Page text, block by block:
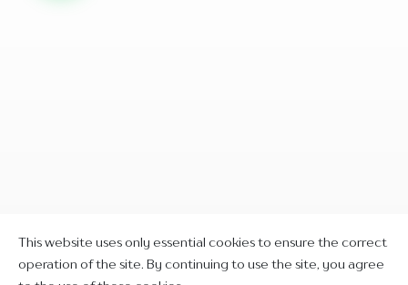
This website uses only essential cookies to ensure the correct
operation of the site. By continuing to use the site, you agree